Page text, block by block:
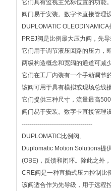
它们具有监视主光标位置的功能
阀门易于安装。数字卡直接管理
DUPLOMATIC
PREJ阀是比例最大压力阀，先
它们用于调节液压回路的压力，
两级构造概念和宽阔的通道可减
它们在工厂内装有一个手动调节
该阀可用于具有模拟或现场总线
它们提供三种尺寸，流量最高
阀门易于安装。数字卡直接管理
-----------------------------------
DUPLOMATIC比例阀,
Duplomatic Motion Solutions提
(OBE)，反馈和闭环。除此之外
CRE阀是一种直插式压力控制比
该阀适合作为先导级，用于远程